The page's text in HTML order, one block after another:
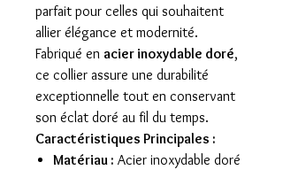
parfait pour celles qui souhaitent
allier élégance et modernité.
Fabriqué en acier inoxydable doré,
ce collier assure une durabilité
exceptionnelle tout en conservant
son éclat doré au fil du temps.
Caractéristiques Principales :
Matériau : Acier inoxydable doré